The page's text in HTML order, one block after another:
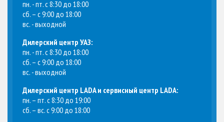
пн. - пт. с 8:30 до 18:00
сб. – с 9:00 до 18:00
вс. - выходной
Дилерский центр УАЗ:
пн. - пт. с 8:30 до 18:00
сб. – с 9:00 до 18:00
вс. - выходной
Дилерский центр LADA и сервисный центр LADA:
пн. – пт. с 8:30 до 19:00
сб. – вс. с 9:00 до 18:00